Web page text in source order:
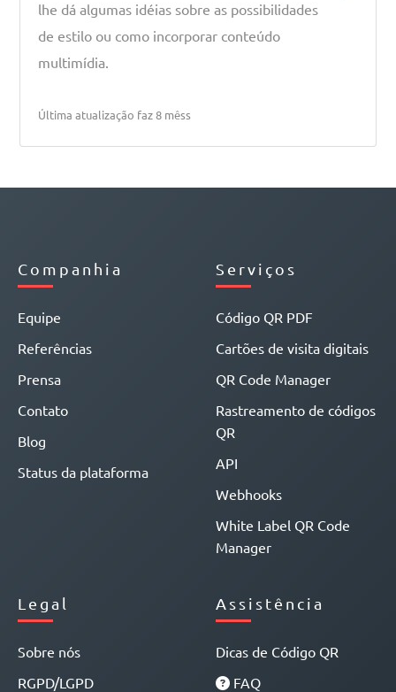
lhe dá algumas idéias sobre as possibilidades
de estilo ou como incorporar conteúdo
multimídia.
Última atualização faz 8 mêss
Companhia
Equipe
Referências
Prensa
Contato
Blog
Status da plataforma
Serviços
Código QR PDF
Cartões de visita digitais
QR Code Manager
Rastreamento de códigos
QR
API
Webhooks
White Label QR Code
Manager
Legal
Sobre nós
RGPD/LGPD
Assistência
Dicas de Código QR
FAQ